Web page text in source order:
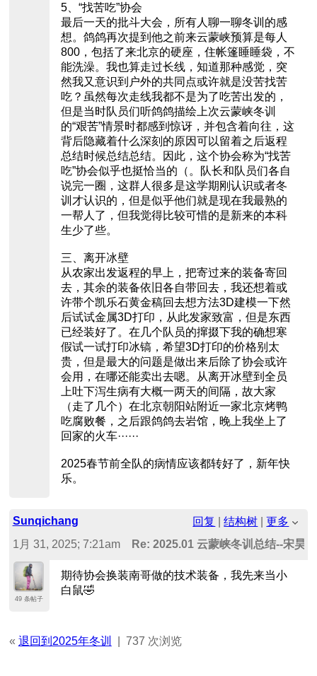
5、“找苦吃”协会
最后一天的批斗大会，所有人聊一聊冬训的感
想。鸽鸽再次提到他之前来云蒙峡预算是每人
800，包括了来北京的硬座，住帐篷睡睡袋，不
能洗澡。我也算走过长线，知道那种感觉，突
然我又意识到户外的共同点或许就是没苦找苦
吃？虽然每次走线我都不是为了吃苦出发的，
但是当时队员们听鸽鸽描绘上次云蒙峡冬训
的“艰苦”情景时都感到惊讶，并包含着向往，这
背后隐藏着什么深刻的原因可以留着之后返程
总结时候总结总结。因此，这个协会称为“找苦
吃”协会似乎也挺恰当的（。队长和队员们各自
说完一圈，这群人很多是这学期刚认识或者冬
训才认识的，但是似乎他们就是现在我最熟的
一帮人了，但我觉得比较可惜的是新来的本科
生少了些。
三、离开冰壁
从农家出发返程的早上，把寄过来的装备寄回
去，其余的装备依旧各自带回去，我还想着或
许带个凯乐石黄金稿回去想方法3D建模一下然
后试试金属3D打印，从此发家致富，但是东西
已经装好了。在几个队员的撺掇下我的确想寒
假试一试打印冰镐，希望3D打印的价格别太
贵，但是最大的问题是做出来后除了协会或许
会用，在哪还能卖出去嗯。从离开冰壁到全员
上吐下泻生病有大概一两天的间隔，故大家
（走了几个）在北京朝阳站附近一家北京烤鸭
吃腐败餐，之后跟鸽鸽去岩馆，晚上我坐上了
回家的火车······
2025春节前全队的病情应该都转好了，新年快
乐。
Sunqichang 回复 |结构树 |更多
1月 31, 2025; 7:21am
Re: 2025.01 云蒙峡冬训总结--宋昊南
49 条帖子
期待协会换装南哥做的技术装备，我先来当小
白鼠🤣
« 退回到2025年冬训 737 次浏览